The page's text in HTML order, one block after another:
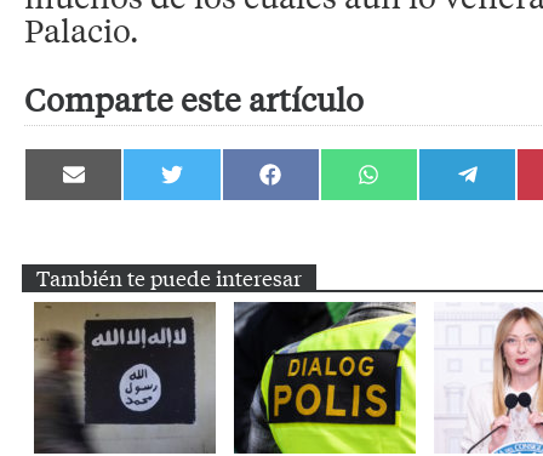
Palacio.
Comparte este artículo
Compartir
en
Compartir
en
Compartir
en
Compartir
en
Compartir
en
También te puede interesar